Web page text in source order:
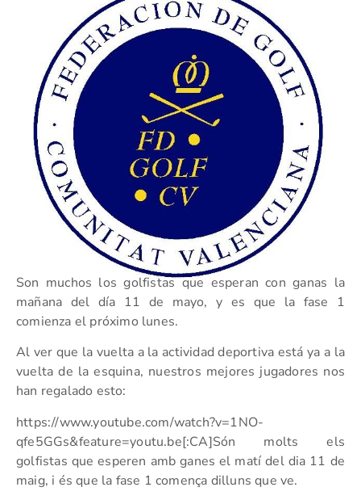
Son muchos los golfistas que esperan con ganas la
mañana del día 11 de mayo, y es que la fase 1
comienza el próximo lunes.
Al ver que la vuelta a la actividad deportiva está ya a la
vuelta de la esquina, nuestros mejores jugadores nos
han regalado esto:
https://www.youtube.com/watch?v=1NO-
qfe5GGs&feature=youtu.be[:CA]Són molts els
golfistas que esperen amb ganes el matí del dia 11 de
maig, i és que la fase 1 comença dilluns que ve.